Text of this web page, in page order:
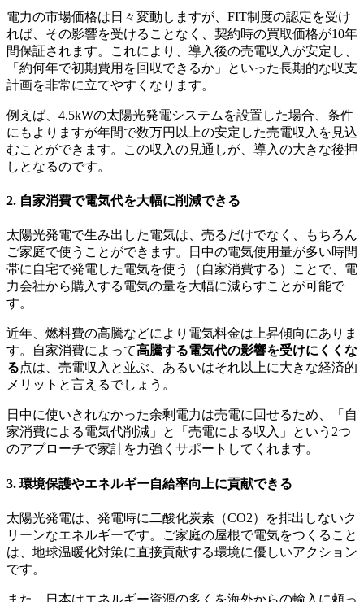
電力の市場価格は日々変動しますが、FIT制度の認定を受け
れば、その影響を受けることなく、契約時の買取価格が10年
間保証されます。これにより、導入後の売電収入が安定し、
「約何年で初期費用を回収できるか」といった長期的な収支
計画を非常に立てやすくなります。
例えば、4.5kWの太陽光発電システムを設置した場合、条件
にもよりますが年間で数万円以上の安定した売電収入を見込
むことができます。この収入の見通しが、導入の大きな後押
しとなるのです。
2. 自家消費で電気代を大幅に削減できる
太陽光発電で生み出した電気は、売るだけでなく、もちろん
ご家庭で使うことができます。日中の電気使用量が多い時間
帯に自宅で発電した電気を使う（自家消費する）ことで、電
力会社から購入する電気の量を大幅に減らすことが可能で
す。
近年、燃料費の高騰などにより電気料金は上昇傾向にありま
す。自家消費によって高騰する電気代の影響を受けにくくな
る点は、売電収入と並ぶ、あるいはそれ以上に大きな経済的
メリットと言えるでしょう。
日中に使いきれなかった余剰電力は売電に回せるため、「自
家消費による電気代削減」と「売電による収入」という2つ
のアプローチで家計を力強くサポートしてくれます。
3. 環境保護やエネルギー自給率向上に貢献できる
太陽光発電は、発電時に二酸化炭素（CO2）を排出しないク
リーンなエネルギーです。ご家庭の屋根で電気をつくること
は、地球温暖化対策に直接貢献する環境に優しいアクション
です。
また、日本はエネルギー資源の多くを海外からの輸入に頼っ